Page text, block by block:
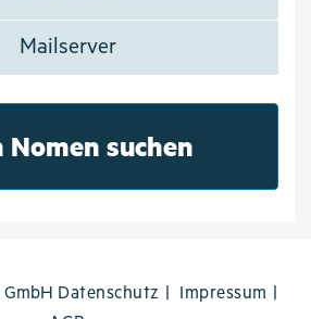
Mailserver
Nomen suchen
Datenschutz
Impressum